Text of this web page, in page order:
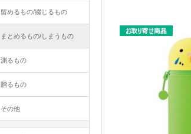
留めるもの/綴じるもの
まとめるもの/しまうもの
測るもの
贈るもの
その他